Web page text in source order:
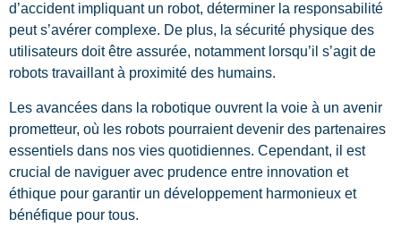
d’accident impliquant un robot, déterminer la responsabilité
peut s’avérer complexe. De plus, la sécurité physique des
utilisateurs doit être assurée, notamment lorsqu’il s’agit de
robots travaillant à proximité des humains.
Les avancées dans la robotique ouvrent la voie à un avenir
prometteur, où les robots pourraient devenir des partenaires
essentiels dans nos vies quotidiennes. Cependant, il est
crucial de naviguer avec prudence entre innovation et
éthique pour garantir un développement harmonieux et
bénéfique pour tous.